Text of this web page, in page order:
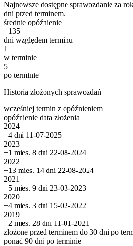
Najnowsze dostępne sprawozdanie za
dni przed terminem.
średnie opóźnienie
+135
dni względem terminu
1
w terminie
5
po terminie
Historia złożonych sprawozdań
wcześniej termin z opóźnieniem
opóźnienie data złożenia
2024
−4 dni 11-07-2025
2023
+1 mies. 8 dni 22-08-2024
2022
+13 mies. 14 dni 22-08-2024
2021
+5 mies. 9 dni 23-03-2023
2020
+4 mies. 3 dni 15-02-2022
2019
+2 mies. 28 dni 11-01-2021
złożone przed terminem do 30 dni po
ponad 90 dni po terminie